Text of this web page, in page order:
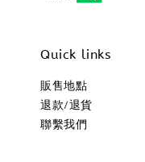
Quick links
販售地點
退款/退貨
聯繫我們